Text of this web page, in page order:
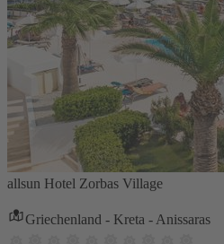
allsun Hotel Zorbas Village
Griechenland - Kreta - Anissaras